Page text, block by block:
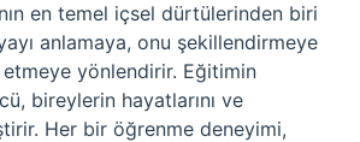
en temel içsel dürtülerinden biri
anlamaya, onu şekillendirmeye
yönlendirir. Eğitimin
bireylerin hayatlarını ve
Her bir öğrenme deneyimi,